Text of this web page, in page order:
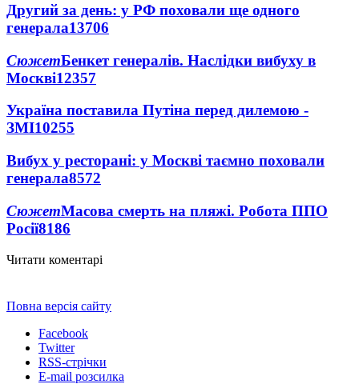
Другий за день: у РФ поховали ще одного
генерала13706
СюжетБенкет генералів. Наслідки вибуху в
Москві12357
Україна поставила Путіна перед дилемою -
ЗМІ10255
Вибух у ресторані: у Москві таємно поховали
генерала8572
СюжетМасова смерть на пляжі. Робота ППО
Росії8186
Читати коментарі
Повна версія сайту
Facebook
Twitter
RSS-стрічки
E-mail розсилка